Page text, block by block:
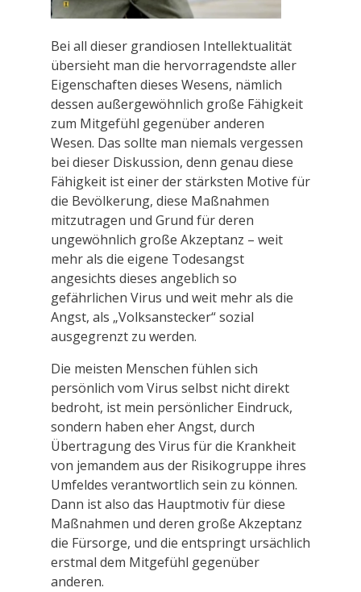
Bei all dieser grandiosen Intellektualität
übersieht man die hervorragendste aller
Eigenschaften dieses Wesens, nämlich
dessen außergewöhnlich große Fähigkeit
zum Mitgefühl gegenüber anderen
Wesen. Das sollte man niemals vergessen
bei dieser Diskussion, denn genau diese
Fähigkeit ist einer der stärksten Motive für
die Bevölkerung, diese Maßnahmen
mitzutragen und Grund für deren
ungewöhnlich große Akzeptanz – weit
mehr als die eigene Todesangst
angesichts dieses angeblich so
gefährlichen Virus und weit mehr als die
Angst, als „Volksanstecker“ sozial
ausgegrenzt zu werden.
Die meisten Menschen fühlen sich
persönlich vom Virus selbst nicht direkt
bedroht, ist mein persönlicher Eindruck,
sondern haben eher Angst, durch
Übertragung des Virus für die Krankheit
von jemandem aus der Risikogruppe ihres
Umfeldes verantwortlich sein zu können.
Dann ist also das Hauptmotiv für diese
Maßnahmen und deren große Akzeptanz
die Fürsorge, und die entspringt ursächlich
erstmal dem Mitgefühl gegenüber
anderen.